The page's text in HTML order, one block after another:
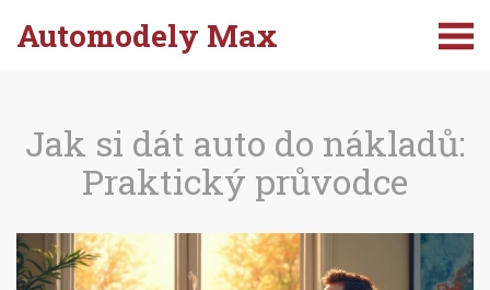
Automodely Max
Jak si dát auto do nákladů:
Praktický průvodce